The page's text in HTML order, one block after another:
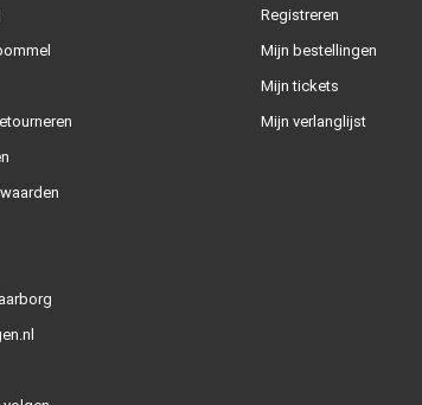
Registreren
Mijn bestellingen
Mijn tickets
Mijn verlanglijst